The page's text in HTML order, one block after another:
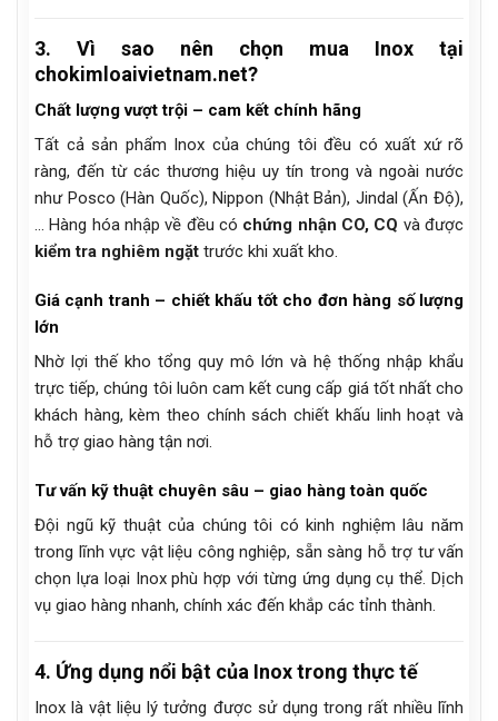
3. Vì sao nên chọn mua Inox tại
chokimloaivietnam.net?
Chất lượng vượt trội – cam kết chính hãng
Tất cả sản phẩm Inox của chúng tôi đều có xuất xứ rõ
ràng, đến từ các thương hiệu uy tín trong và ngoài nước
như Posco (Hàn Quốc), Nippon (Nhật Bản), Jindal (Ấn Độ),
… Hàng hóa nhập về đều có chứng nhận CO, CQ và được
kiểm tra nghiêm ngặt trước khi xuất kho.
Giá cạnh tranh – chiết khấu tốt cho đơn hàng số lượng
lớn
Nhờ lợi thế kho tổng quy mô lớn và hệ thống nhập khẩu
trực tiếp, chúng tôi luôn cam kết cung cấp giá tốt nhất cho
khách hàng, kèm theo chính sách chiết khấu linh hoạt và
hỗ trợ giao hàng tận nơi.
Tư vấn kỹ thuật chuyên sâu – giao hàng toàn quốc
Đội ngũ kỹ thuật của chúng tôi có kinh nghiệm lâu năm
trong lĩnh vực vật liệu công nghiệp, sẵn sàng hỗ trợ tư vấn
chọn lựa loại Inox phù hợp với từng ứng dụng cụ thể. Dịch
vụ giao hàng nhanh, chính xác đến khắp các tỉnh thành.
4. Ứng dụng nổi bật của Inox trong thực tế
Inox là vật liệu lý tưởng được sử dụng trong rất nhiều lĩnh